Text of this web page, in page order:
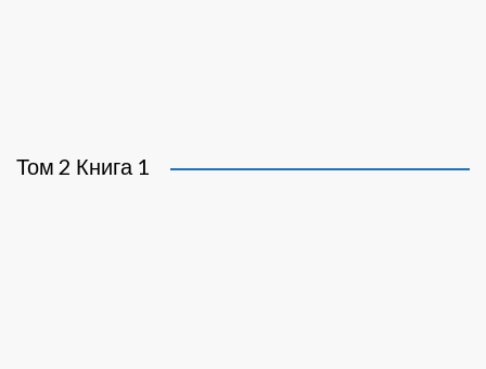
Том 2 Книга 1